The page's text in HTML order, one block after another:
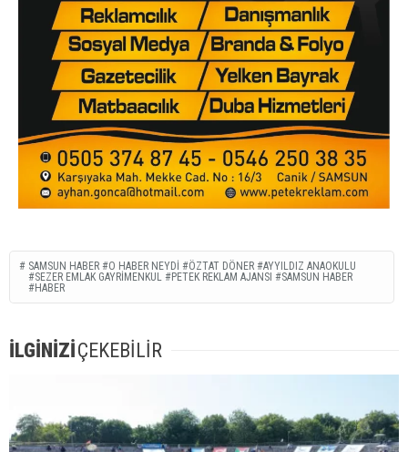
SAMSUN HABER #O HABER NEYDI #ÖZTAT DÖNER #AYYILDIZ ANAOKULU
#SEZER EMLAK GAYRIMENKUL #PETEK REKLAM AJANSI #SAMSUN HABER
#HABER
İLGİNİZİÇEKEBİLİR